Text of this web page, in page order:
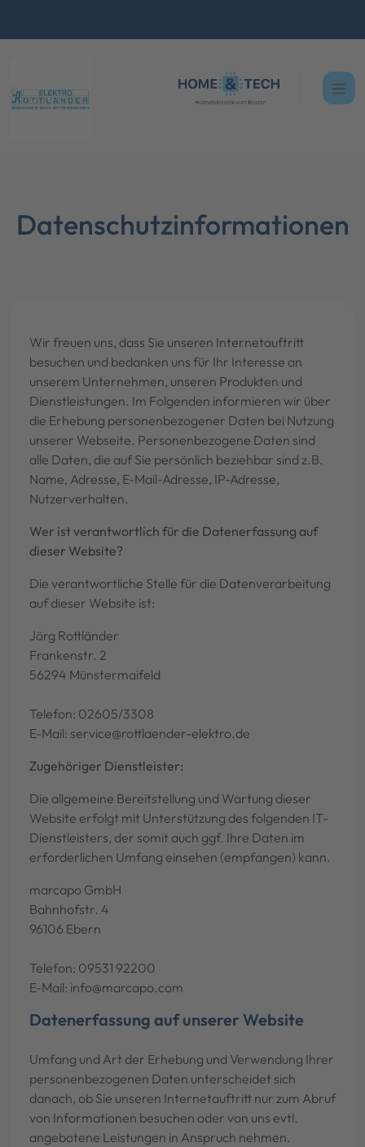
Datenschutzinformationen
Wir freuen uns, dass Sie unseren Internetauftritt
besuchen und bedanken uns für Ihr Interesse an
unserem Unternehmen, unseren Produkten und
Dienstleistungen. Im Folgenden informieren wir über
die Erhebung personenbezogener Daten bei Nutzung
unserer Webseite. Personenbezogene Daten sind
alle Daten, die auf Sie persönlich beziehbar sind z.B.
Name, Adresse, E-Mail-Adresse, IP-Adresse,
Nutzerverhalten.
Wer ist verantwortlich für die Datenerfassung auf
dieser Website?
Die verantwortliche Stelle für die Datenverarbeitung
auf dieser Website ist:
Jörg Rottländer
Frankenstr. 2
56294 Münstermaifeld
Telefon: 02605/3308
E-Mail: service@rottlaender-elektro.de
Zugehöriger Dienstleister:
Die allgemeine Bereitstellung und Wartung dieser
Website erfolgt mit Unterstützung des folgenden IT-
Dienstleisters, der somit auch ggf. Ihre Daten im
erforderlichen Umfang einsehen (empfangen) kann.
marcapo GmbH
Bahnhofstr. 4
96106 Ebern
Telefon: 09531 92200
E-Mail: info@marcapo.com
Datenerfassung auf unserer Website
Umfang und Art der Erhebung und Verwendung Ihrer
personenbezogenen Daten unterscheidet sich
danach, ob Sie unseren Internetauftritt nur zum Abruf
von Informationen besuchen oder von uns evtl.
angebotene Leistungen in Anspruch nehmen.